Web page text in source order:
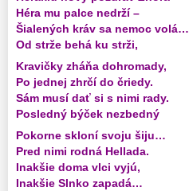
Héra mu palce nedrží –
Šialených kráv sa nemoc volá…
Od strže behá ku strži,
Kravičky zháňa dohromady,
Po jednej zhrčí do čriedy.
Sám musí dať si s nimi rady.
Posledný býček nezbedný
Pokorne skloní svoju šiju…
Pred nimi rodná Hellada.
Inakšie doma vlci vyjú,
Inakšie Slnko zapadá…